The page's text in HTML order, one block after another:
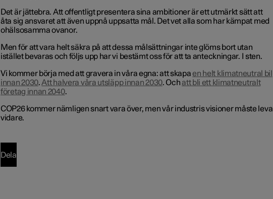
Det är jättebra. Att offentligt presentera sina ambitioner är ett utmärkt sätt att
åta sig ansvaret att även uppnå uppsatta mål. Det vet alla som har kämpat med
ohälsosamma ovanor.
Men för att vara helt säkra på att dessa målsättningar inte glöms bort utan
istället bevaras och följs upp har vi bestämt oss för att ta anteckningar. I sten.
Vi kommer börja med att gravera in våra egna: att skapaen helt klimatneutral bil
innan 2030.Att halvera våra utsläpp innan 2030. Ochatt bli ett klimatneutralt
företag innan 2040.
COP26 kommer nämligen snart vara över, men vår industris visioner måste leva
vidare.
Dela